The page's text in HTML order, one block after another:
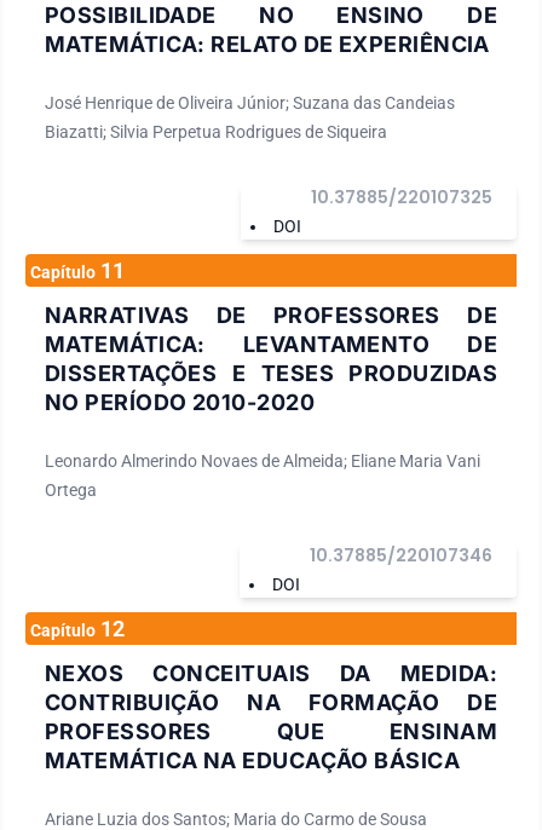
POSSIBILIDADE NO ENSINO DE
MATEMÁTICA: RELATO DE EXPERIÊNCIA
José Henrique de Oliveira Júnior; Suzana das Candeias
Biazatti; Silvia Perpetua Rodrigues de Siqueira
DOI
10.37885/220107325
Capítulo 11
NARRATIVAS DE PROFESSORES DE
MATEMÁTICA: LEVANTAMENTO DE
DISSERTAÇÕES E TESES PRODUZIDAS
NO PERÍODO 2010-2020
Leonardo Almerindo Novaes de Almeida; Eliane Maria Vani
Ortega
DOI
10.37885/220107346
Capítulo 12
NEXOS CONCEITUAIS DA MEDIDA:
CONTRIBUIÇÃO NA FORMAÇÃO DE
PROFESSORES QUE ENSINAM
MATEMÁTICA NA EDUCAÇÃO BÁSICA
Ariane Luzia dos Santos; Maria do Carmo de Sousa